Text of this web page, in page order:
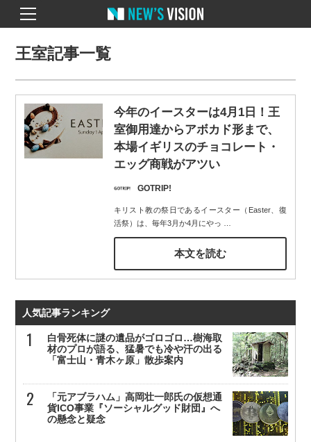
王室記事一覧
今年のイースターは4月1日！王
室御用達からアボカド形まで、
本場イギリスのチョコレート・
エッグ商戦がアツい
GOTRIP!
キリスト教の祭日であるイースター（Easter、復
活祭）は、毎年3月か4月にやっ
本文を読む
人気記事ランキング
白骨死体に謎の遺品がゴロゴロ…樹海取
材のプロが語る、猛暑でも冷や汗の出る
「富士山・青木ヶ原」散歩案内
「元アブラハム」高岡壮一郎氏の仮想通
貨ICO事業『ソーシャルグッド財団』へ
の懸念と疑念